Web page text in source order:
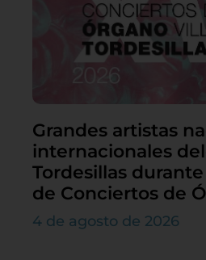
Grandes artistas
internacionales
Tordesillas
de Conciertos de
4 de agosto de 2026